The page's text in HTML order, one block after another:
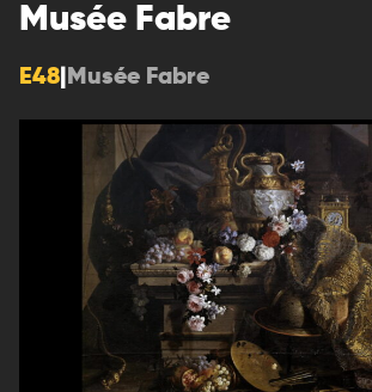
Musée Fabre
E48 Musée Fabre